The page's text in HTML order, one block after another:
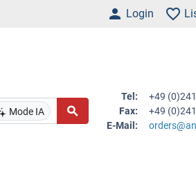
Login
Mode IA
Tel:
+49
Fax:
+49
E-Mail: